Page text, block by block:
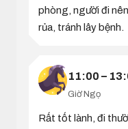
phòng, người đi
rủa, tránh lây bệnh.
11:00 –
Giờ Ngọ
Rất tốt lành, đi